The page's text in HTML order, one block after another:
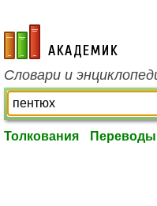
academic.ru
Словари и
Толкования Переводы